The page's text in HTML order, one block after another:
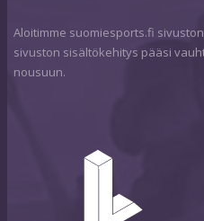
Aloitimme suomiesports.fi
sivuston sisältökehitys pääsi
nousuun.